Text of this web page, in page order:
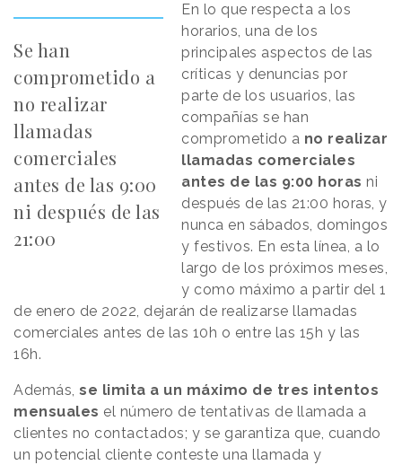
Se han
comprometido a
no realizar
llamadas
comerciales
antes de las 9:00
ni después de las
21:00
En lo que respecta a los
horarios, una de los
principales aspectos de las
críticas y denuncias por
parte de los usuarios, las
compañías se han
comprometido a no realizar
llamadas comerciales
antes de las 9:00 horas ni
después de las 21:00 horas, y
nunca en sábados, domingos
y festivos. En esta línea, a lo
largo de los próximos meses,
y como máximo a partir del 1
de enero de 2022, dejarán de realizarse llamadas
comerciales antes de las 10h o entre las 15h y las
16h.
Además, se limita a un máximo de tres intentos
mensuales el número de tentativas de llamada a
clientes no contactados; y se garantiza que, cuando
un potencial cliente conteste una llamada y